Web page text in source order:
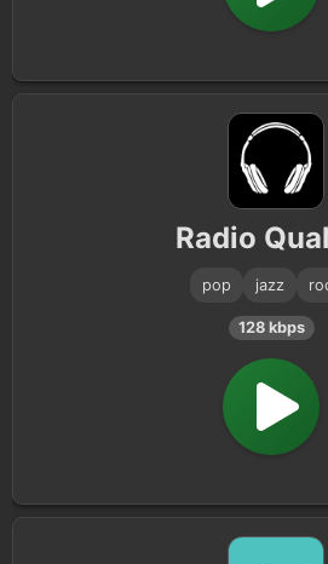
Radio
pop jazz
128 kbps